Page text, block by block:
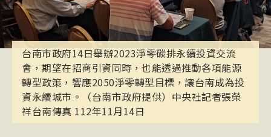
台南市政府14日舉辦2023淨零碳排永續投資交流
會，期望在招商引資同時，也能透過推動各項能源
轉型政策，響應2050淨零轉型目標，讓台南成為投
資永續城市。（台南市政府提供）中央社記者張榮
祥台南傳真 112年11月14日